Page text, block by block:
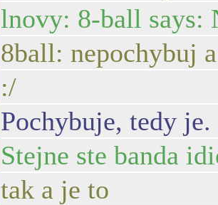
lnovy: 8-ball says:
8ball: nepochybuj
:/
Pochybuje, tedy je.
Stejne ste banda
tak a je to